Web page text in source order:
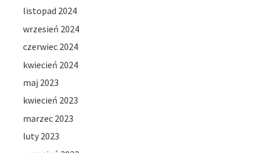
listopad 2024
wrzesień 2024
czerwiec 2024
kwiecień 2024
maj 2023
kwiecień 2023
marzec 2023
luty 2023